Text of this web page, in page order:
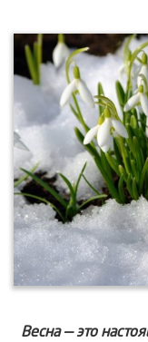
Весна — это